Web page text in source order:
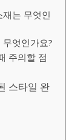
는 무엇인
엇인가요?
주의할 점
스타일 완